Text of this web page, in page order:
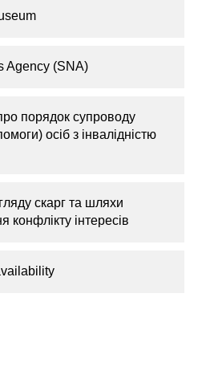
Agency (SNA)
порядок супроводу
осіб з інвалідністю
скарг та шляхи
конфлікту інтересів